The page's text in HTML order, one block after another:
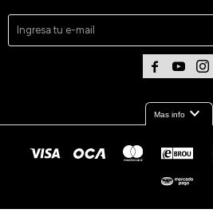
  
Mas infoexpand_more